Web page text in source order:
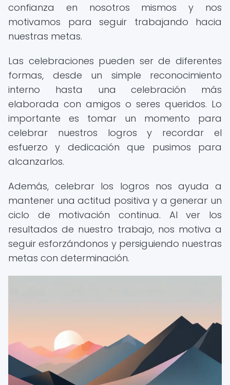
confianza en nosotros mismos y nos
motivamos para seguir trabajando hacia
nuestras metas.
Las celebraciones pueden ser de diferentes
formas, desde un simple reconocimiento
interno hasta una celebración más
elaborada con amigos o seres queridos. Lo
importante es tomar un momento para
celebrar nuestros logros y recordar el
esfuerzo y dedicación que pusimos para
alcanzarlos.
Además, celebrar los logros nos ayuda a
mantener una actitud positiva y a generar un
ciclo de motivación continua. Al ver los
resultados de nuestro trabajo, nos motiva a
seguir esforzándonos y persiguiendo nuestras
metas con determinación.